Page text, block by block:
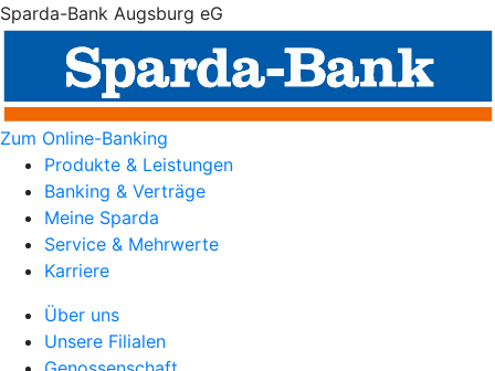
Sparda-Bank Augsburg eG
Zum Online-Banking
Produkte & Leistungen
Banking & Verträge
Meine Sparda
Service & Mehrwerte
Karriere
Über uns
Unsere Filialen